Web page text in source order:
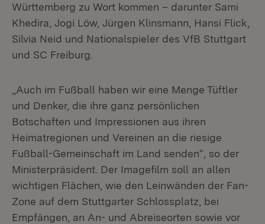
Württemberg zu Wort kommen – darunter Sami
Khedira, Jogi Löw, Jürgen Klinsmann, Hansi Flick,
Silvia Neid und Nationalspieler des VfB Stuttgart
und SC Freiburg.
„Auch im Fußball haben wir eine Menge Tüftler
und Denker, die ihre ganz persönlichen
Botschaften und Impressionen aus ihren
Heimatregionen und Vereinen an die riesige
Fußball-Gemeinschaft im Land senden“, so der
Ministerpräsident. Der Imagefilm soll an allen
wichtigen Flächen, wie den Leinwänden der Fan-
Zone auf dem Stuttgarter Schlossplatz, bei
Empfängen, an An- und Abreiseorten sowie vor